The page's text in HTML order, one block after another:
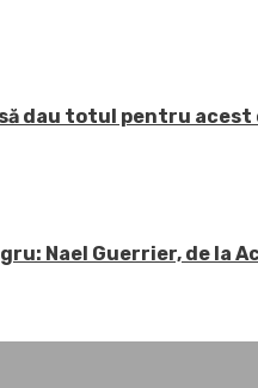
dau totul pentru
Nael Guerrier, de la